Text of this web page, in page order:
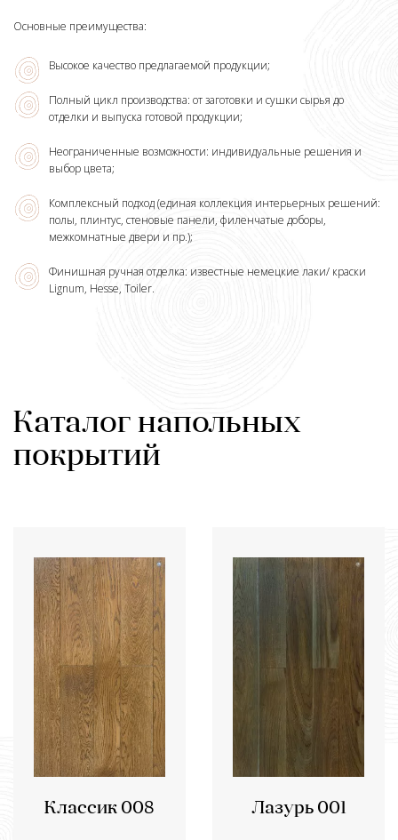
Основные преимущества:
Высокое качество предлагаемой продукции;
Полный цикл производства: от заготовки и сушки сырья до
отделки и выпуска готовой продукции;
Неограниченные возможности: индивидуальные решения и
выбор цвета;
Комплексный подход (единая коллекция интерьерных решений:
полы, плинтус, стеновые панели, филенчатые доборы,
межкомнатные двери и пр.);
Финишная ручная отделка: известные немецкие лаки/ краски
Lignum, Hesse, Toiler.
Каталог напольных
покрытий
Классик 008 Лазурь 001